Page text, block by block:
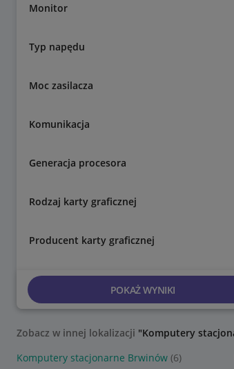
Monitor
Typ napędu
Moc zasilacza
Komunikacja
Generacja procesora
Rodzaj karty graficznej
Producent karty graficznej
POKAŻ WYNIKI
Zobacz w innej lokalizacji "Komputery
Komputery stacjonarne Brwinów (6)